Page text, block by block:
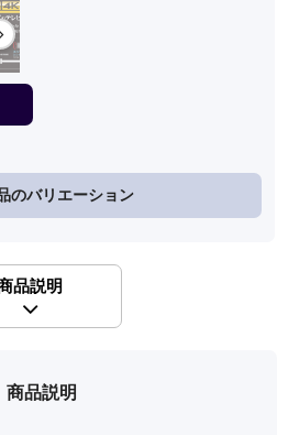
のバリエーション
品説明
商品説明